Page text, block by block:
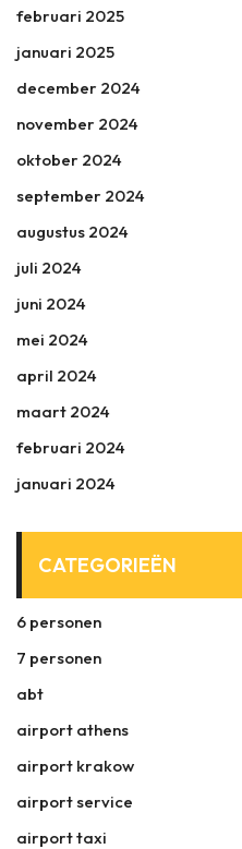
februari 2025
januari 2025
december 2024
november 2024
oktober 2024
september 2024
augustus 2024
juli 2024
juni 2024
mei 2024
april 2024
maart 2024
februari 2024
januari 2024
CATEGORIEËN
6 personen
7 personen
abt
airport athens
airport krakow
airport service
airport taxi